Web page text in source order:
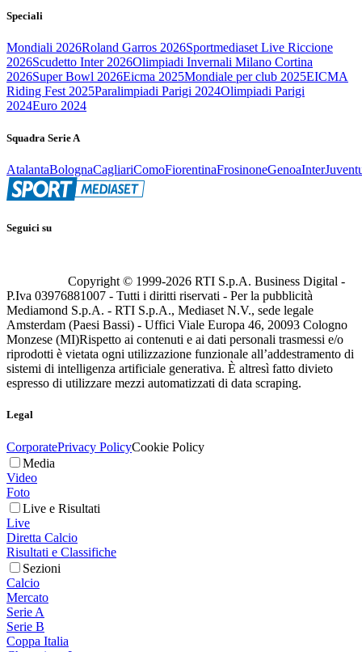
Speciali
Mondiali 2026Roland Garros 2026Sportmediaset Live Riccione
2026Scudetto Inter 2026Olimpiadi Invernali Milano Cortina
2026Super Bowl 2026Eicma 2025Mondiale per club 2025EICMA
Riding Fest 2025Paralimpiadi Parigi 2024Olimpiadi Parigi
2024Euro 2024
Squadra Serie A
AtalantaBolognaCagliariComoFiorentinaFrosinoneGenoaInter
Seguici su
Copyright © 1999-2026 RTI S.p.A. Business Digital -
P.Iva 03976881007 - Tutti i diritti riservati - Per la pubblicità
Mediamond S.p.A. - RTI S.p.A., Mediaset N.V., sede legale
Amsterdam (Paesi Bassi) - Uffici Viale Europa 46, 20093 Cologno
Monzese (MI)Rispetto ai contenuti e ai dati personali trasmessi e/o
riprodotti è vietata ogni utilizzazione funzionale all’addestramento di
sistemi di intelligenza artificiale generativa. È altresì fatto divieto
espresso di utilizzare mezzi automatizzati di data scraping.
Legal
CorporatePrivacy PolicyCookie Policy
Media
Video
Foto
Live e Risultati
Live
Diretta Calcio
Risultati e Classifiche
Sezioni
Calcio
Mercato
Serie A
Serie B
Coppa Italia